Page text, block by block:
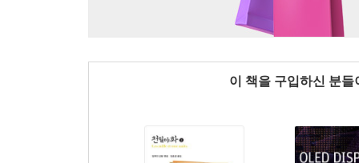
이 책을 구입하신 분